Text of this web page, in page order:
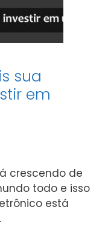
sua
em
crescendo de
todo e isso
está